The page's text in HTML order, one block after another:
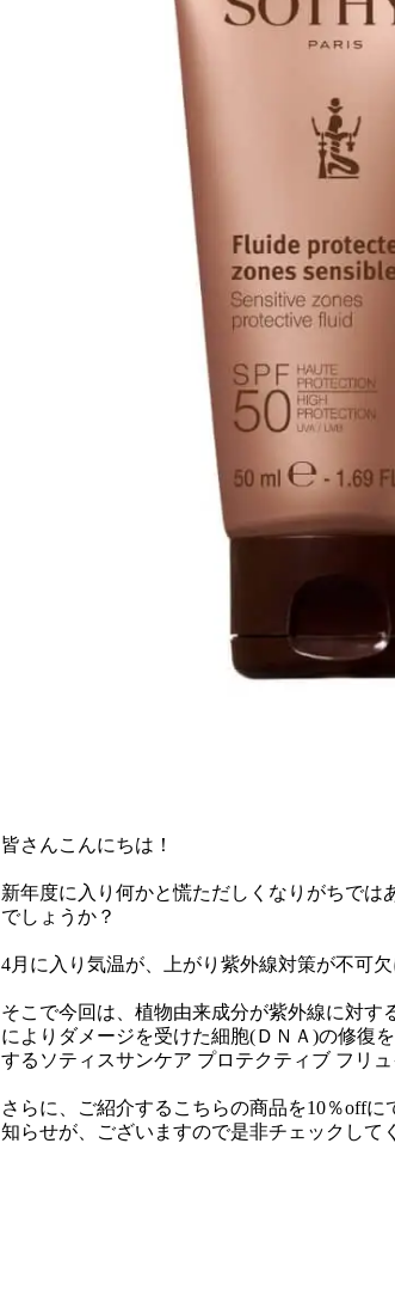
皆さんこんにちは！
新年度に入り何かと慌ただしくなりがちでは
でしょうか？
4月に入り気温が、上がり紫外線対策が不可欠
そこで今回は、植物由来成分が紫外線に対す
によりダメージを受けた細胞(ＤＮＡ)の修復
するソティスサンケア プロテクティブ フリュ
さらに、ご紹介するこちらの商品を10％off
知らせが、ございますので是非チェックして